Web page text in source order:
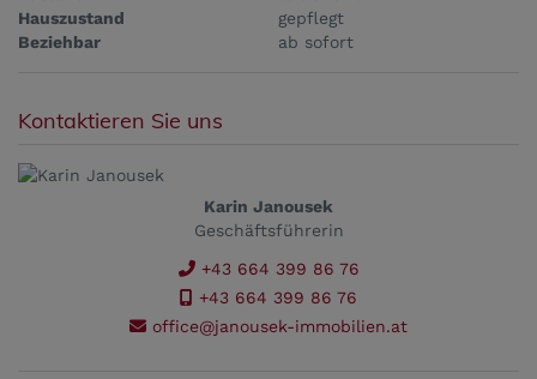
Hauszustand
gepflegt
Beziehbar
ab sofort
Kontaktieren Sie uns
Karin Janousek
Geschäftsführerin
+43 664 399 86 76
+43 664 399 86 76
office@janousek-immobilien.at